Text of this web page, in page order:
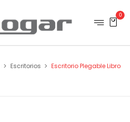
0
Escritorios
Escritorio Plegable Libro